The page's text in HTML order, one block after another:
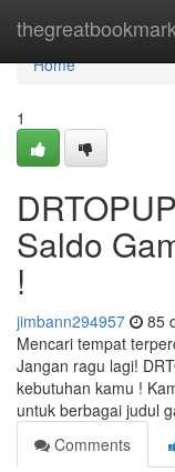
thegreatbookmark
Home
Home
1
Saldo
!
jimbann294957 85
Mencari tempat
Jangan ragu lagi!
kebutuhan kamu !
untuk berbagai judul
Comments